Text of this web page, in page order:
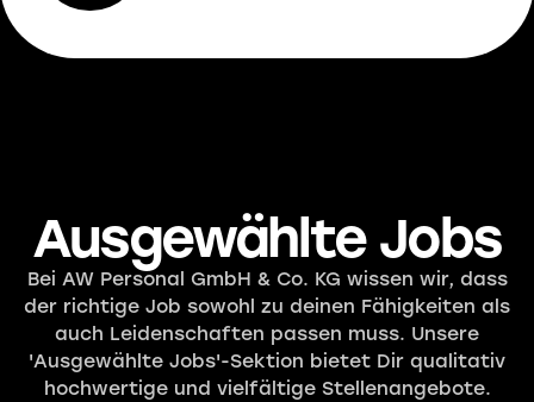
Ausgewählte Jobs
Bei AW Personal GmbH & Co. KG wissen wir, dass
der richtige Job sowohl zu deinen Fähigkeiten als
auch Leidenschaften passen muss. Unsere
'Ausgewählte Jobs'-Sektion bietet Dir qualitativ
hochwertige und vielfältige Stellenangebote.